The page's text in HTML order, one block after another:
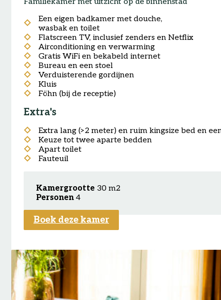
Een eigen badkamer met douche,
wasbak en toilet
Flatscreen TV, inclusief zenders en Netflix
Airconditioning en verwarming
Gratis WiFi en bekabeld internet
Bureau en een stoel
Verduisterende gordijnen
Kluis
Föhn (bij de receptie)
Extra's
Extra lang (>2 meter) en ruim kingsize bed en
Keuze tot twee aparte bedden
Apart toilet
Fauteuil
Kamergrootte 30 m2
Personen 4
Boek deze kamer